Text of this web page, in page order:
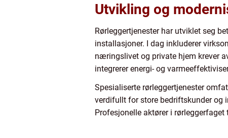
Utvikling og
Rørleggertjenester har utviklet seg
installasjoner. I dag inkluderer
næringslivet og private hjem krever
integrerer energi- og
Spesialiserte rørleggertjenester
verdifullt for store bedriftskunder og
Profesjonelle aktører i